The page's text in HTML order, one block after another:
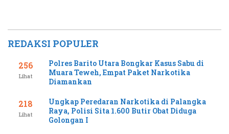
REDAKSI POPULER
256
Lihat
Polres Barito Utara Bongkar Kasus Sabu di
Muara Teweh, Empat Paket Narkotika
Diamankan
218
Lihat
Ungkap Peredaran Narkotika di Palangka
Raya, Polisi Sita 1.600 Butir Obat Diduga
Golongan I